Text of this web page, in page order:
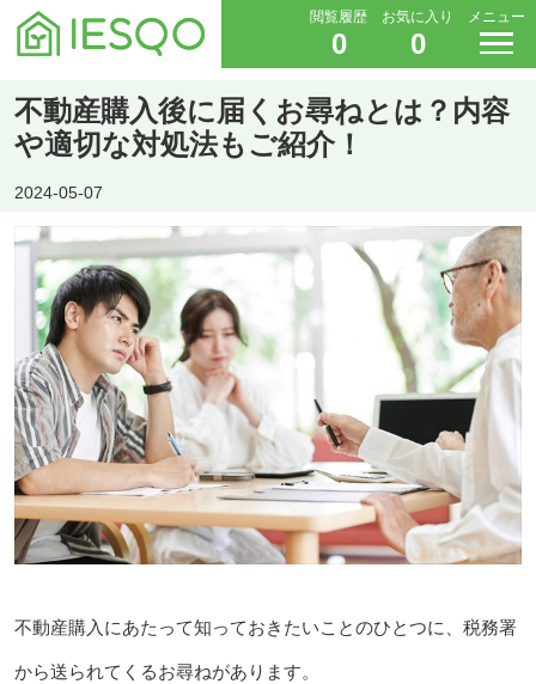
閲覧履歴
0
お気に入り
0
メニュー
不動産購入後に届くお尋ねとは？内容
や適切な対処法もご紹介！
2024-05-07
不動産購入にあたって知っておきたいことのひとつに、税務署
から送られてくるお尋ねがあります。